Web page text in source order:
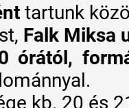
tartunk
Falk Miksa
órától,
kb. 20 és